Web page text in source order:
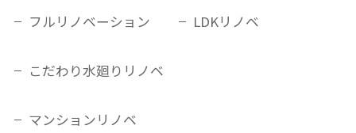
フルリノベーション LDKリノベ
こだわり水廻りリノベ
マンションリノベ